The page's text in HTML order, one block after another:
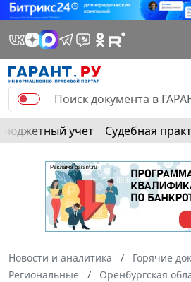
Бюджетный учет Судебная
Новости и аналитика
Горячие
Региональные
Оренбургская